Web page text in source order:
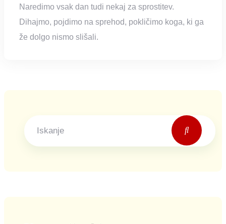
Naredimo vsak dan tudi nekaj za sprostitev.
Dihajmo, pojdimo na sprehod, pokličimo koga, ki ga
že dolgo nismo slišali.